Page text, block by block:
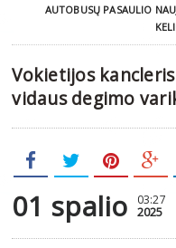
AUTOBUSŲ PASAULIO
Vokietijos
vidaus degimo
01 spalio 03:27
2025